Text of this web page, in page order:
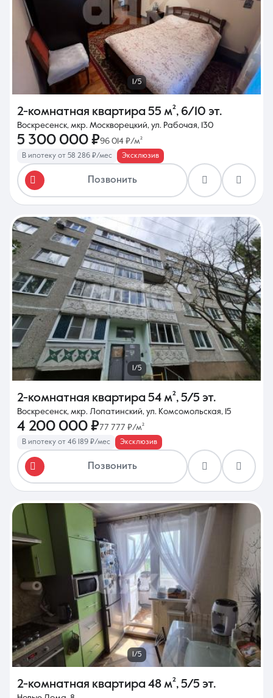
1/5
2-комнатная квартира 55 м², 6/10 эт.
Воскресенск, мкр. Москворецкий, ул. Рабочая, 130
5 300 000 ₽96 014 ₽/м²
В ипотеку от 58 286 ₽/мес Эксклюзив
Позвонить
1/5
2-комнатная квартира 54 м², 5/5 эт.
Воскресенск, мкр. Лопатинский, ул. Комсомольская, 15
4 200 000 ₽77 777 ₽/м²
В ипотеку от 46 189 ₽/мес Эксклюзив
Позвонить
1/5
2-комнатная квартира 48 м², 5/5 эт.